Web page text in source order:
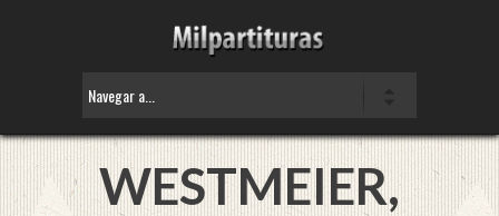
WESTMEIER,